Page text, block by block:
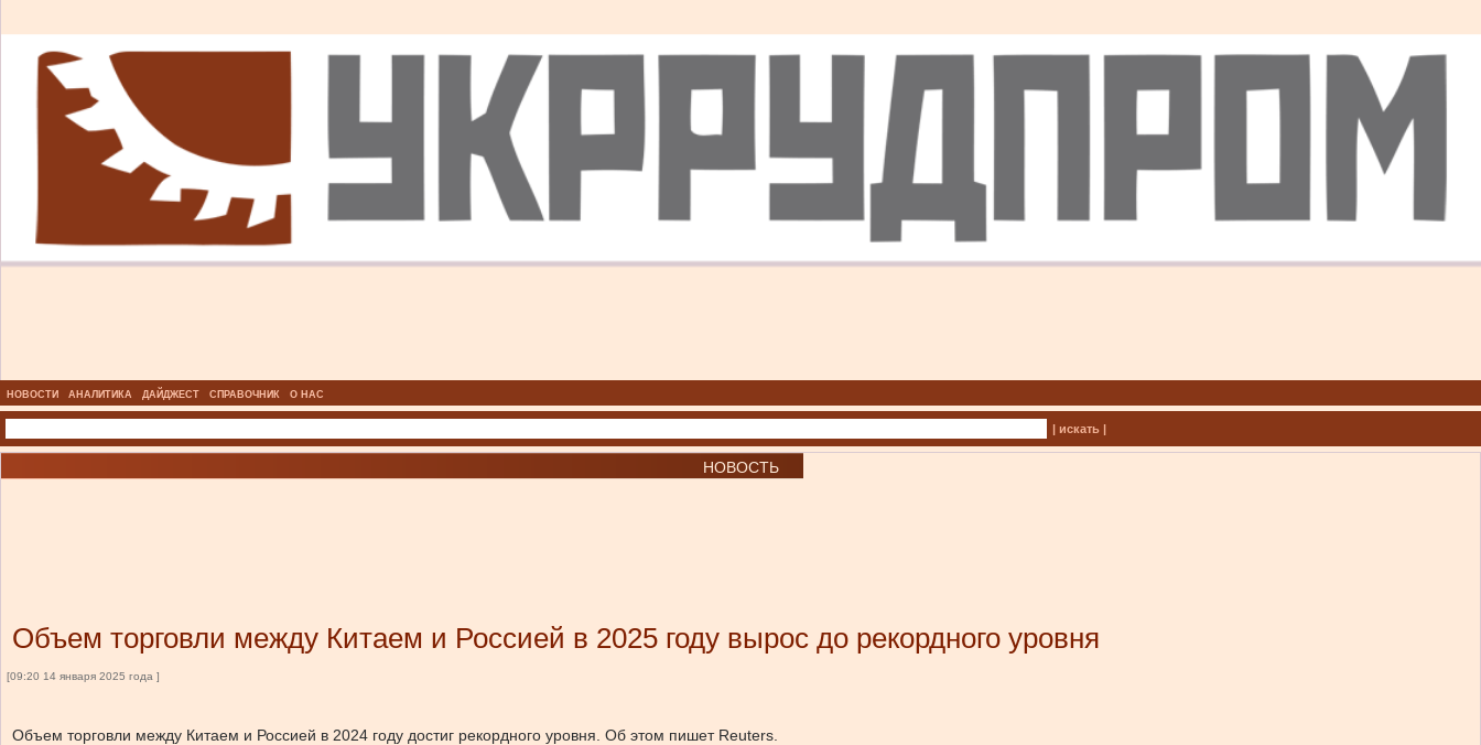
НОВОСТИ АНАЛИТИКА ДАЙДЖЕСТ СПРАВОЧНИК О НАС
| искать |
НОВОСТЬ
Объем торговли между Китаем и Россией в 2025 году вырос до рекордного уровня
[09:20 14 января 2025 года ]
Объем торговли между Китаем и Россией в 2024 году достиг рекордного уровня. Об этом пишет Reuters.